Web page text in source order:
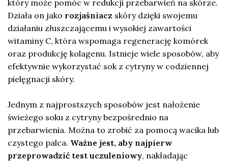
który może pomóc w redukcji przebarwień na skórze.
Działa on jako rozjaśniacz skóry dzięki swojemu
działaniu złuszczającemu i wysokiej zawartości
witaminy C, która wspomaga regenerację komórek
oraz produkcję kolagenu. Istnieje wiele sposobów, aby
efektywnie wykorzystać sok z cytryny w codziennej
pielęgnacji skóry.
Jednym z najprostszych sposobów jest nałożenie
świeżego soku z cytryny bezpośrednio na
przebarwienia. Można to zrobić za pomocą wacika lub
czystego palca. Ważne jest, aby najpierw
przeprowadzić test uczuleniowy, nakładając